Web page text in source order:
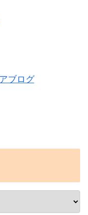
ブログ